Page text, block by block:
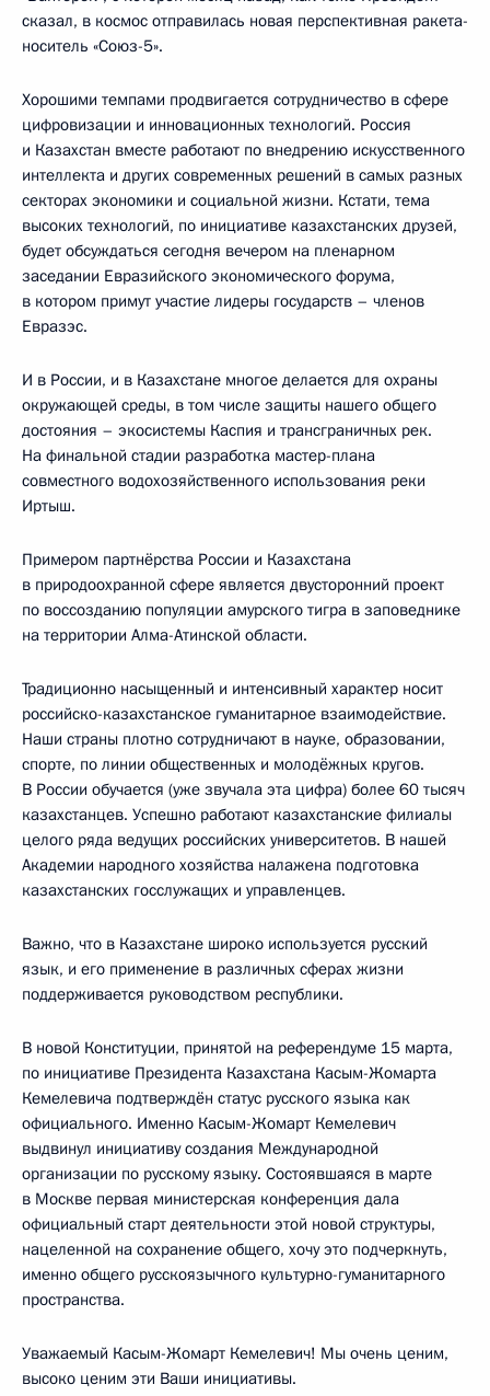
сказал, в космос отправилась новая перспективная ракета-
носитель «Союз-5».
Хорошими темпами продвигается сотрудничество в сфере
цифровизации и инновационных технологий. Россия
и Казахстан вместе работают по внедрению искусственного
интеллекта и других современных решений в самых разных
секторах экономики и социальной жизни. Кстати, тема
высоких технологий, по инициативе казахстанских друзей,
будет обсуждаться сегодня вечером на пленарном
заседании Евразийского экономического форума,
в котором примут участие лидеры государств – членов
Евразэс.
И в России, и в Казахстане многое делается для охраны
окружающей среды, в том числе защиты нашего общего
достояния – экосистемы Каспия и трансграничных рек.
На финальной стадии разработка мастер-плана
совместного водохозяйственного использования реки
Иртыш.
Примером партнёрства России и Казахстана
в природоохранной сфере является двусторонний проект
по воссозданию популяции амурского тигра в заповеднике
на территории Алма-Атинской области.
Традиционно насыщенный и интенсивный характер носит
российско-казахстанское гуманитарное взаимодействие.
Наши страны плотно сотрудничают в науке, образовании,
спорте, по линии общественных и молодёжных кругов.
В России обучается (уже звучала эта цифра) более 60 тысяч
казахстанцев. Успешно работают казахстанские филиалы
целого ряда ведущих российских университетов. В нашей
Академии народного хозяйства налажена подготовка
казахстанских госслужащих и управленцев.
Важно, что в Казахстане широко используется русский
язык, и его применение в различных сферах жизни
поддерживается руководством республики.
В новой Конституции, принятой на референдуме 15 марта,
по инициативе Президента Казахстана Касым-Жомарта
Кемелевича подтверждён статус русского языка как
официального. Именно Касым-Жомарт Кемелевич
выдвинул инициативу создания Международной
организации по русскому языку. Состоявшаяся в марте
в Москве первая министерская конференция дала
официальный старт деятельности этой новой структуры,
нацеленной на сохранение общего, хочу это подчеркнуть,
именно общего русскоязычного культурно-гуманитарного
пространства.
Уважаемый Касым-Жомарт Кемелевич! Мы очень ценим,
высоко ценим эти Ваши инициативы.